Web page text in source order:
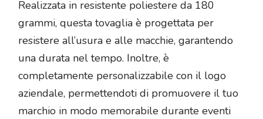
Realizzata in resistente poliestere da 180
grammi, questa tovaglia è progettata per
resistere all’usura e alle macchie, garantendo
una durata nel tempo. Inoltre, è
completamente personalizzabile con il logo
aziendale, permettendoti di promuovere il tuo
marchio in modo memorabile durante eventi